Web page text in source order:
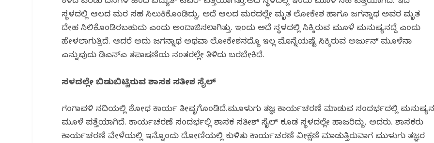
ಸ್ಥಳದಲ್ಲಿ ಆಲದ ಮರ ಸಹ ಸಿಲುಕಿಕೊಂಡಿದ್ದು, ಅದೆ ಆಲದ‌ ಮರದಲ್ಲೇ ಮೃತ ಲೋಕೇಶ ಹಾಗೂ ಜಗನ್ನಾಥ ಅವರ ಮೃತ
ದೇಹ ಸಿಲಿಕೊಂಡಿರಬಹುದು ಎಂದು ಅಂದಾಜಿಸಲಾಗಿತ್ತು. ಇಂದು ಅದೆ ಸ್ಥಳದಲ್ಲಿ ಸಿಕ್ಕಿರುವ ಮೂಳೆ ಮನುಷ್ಯನದ್ದೆ ಎಂದು
ಹೇಳಲಾಗುತ್ರಿದೆ. ಆದರೆ ಅದು ಜಗನ್ನಾಥ ಅಥವಾ ಲೋಕೇಶನದ್ದೊ ಇಲ್ಲ ಮೊನ್ನೆಯಷ್ಟೆ ಸಿಕ್ಕಿರುವ ಅರ್ಜುನ್ ಮೂಳೆನಾ
ಎನ್ನುವುದು ಡಿಎನ್‌ಎ ತಪಾಷಣೆಯ ನಂತರಲ್ಲೇ ತಿಳಿದು ಬರಬೇಕಿದೆ.
ಸ್ಥಳದಲ್ಲೇ ಬಿಡುಬಿಟ್ಟಿರುವ ಶಾಸಕ ಸತೀಶ ಸೈಲ್
ಗಂಗಾವಳಿ ನದಿಯಲ್ಲಿ ಶೋಧ‌ ಕಾರ್ಯ ತೀವೃಗೊಂಡಿದೆ.ಮೂಳುಗು ತಜ್ಞ ಕಾರ್ಯಚರಣೆ ಮಾಡುವ ಸಂದರ್ಭದಲ್ಲಿ
ಮೂಳೆ ಪತ್ತೆಯಾಗಿದೆ. ಕಾರ್ಯಚರಣೆ ಸಂದರ್ಭಲ್ಲಿ ಶಾಸಕ ಸತೀಶ್ ಸೈಲ್ ಕೂಡ ಸ್ಥಳದಲ್ಲೇ ಹಾಜರಿದ್ದು, ಅದರು. ಶಾಸಕರು
ಕಾರ್ಯಚರಣೆ ವೇಳೆಯಲ್ಲಿ ಇನ್ನೊಂದು ದೋಣಿಯಲ್ಲಿ ಕುಳಿತು ಕಾರ್ಯಚರಣೆ ವೀಕ್ಷಣೆ ಮಾಡುತ್ತಿರುವಾಗ ಮುಳುಗು ತಜ್ಞರ